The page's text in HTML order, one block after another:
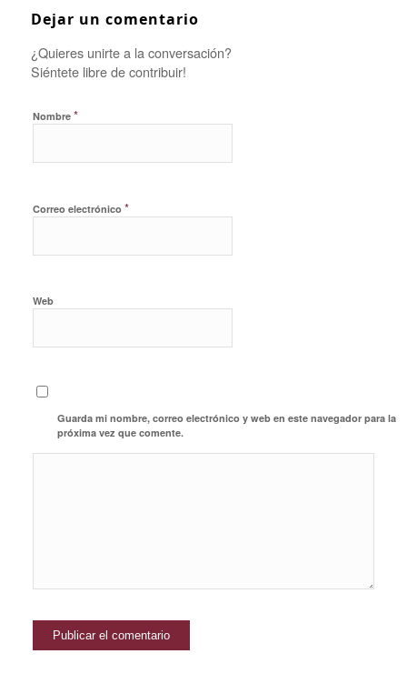
Dejar un comentario
¿Quieres unirte a la conversación?
Siéntete libre de contribuir!
Nombre *
Correo electrónico *
Web
Guarda mi nombre, correo electrónico y web en este navegador para la
próxima vez que comente.